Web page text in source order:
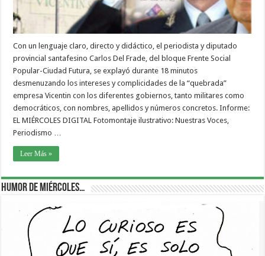
Con un lenguaje claro, directo y didáctico, el periodista y diputado
provincial santafesino Carlos Del Frade, del bloque Frente Social
Popular-Ciudad Futura, se explayó durante 18 minutos
desmenuzando los intereses y complicidades de la “quebrada”
empresa Vicentin con los diferentes gobiernos, tanto militares como
democráticos, con nombres, apellidos y números concretos. Informe:
EL MIÉRCOLES DIGITAL Fotomontaje ilustrativo: Nuestras Voces,
Periodismo …
Leer Más »
Humor de Miércoles…